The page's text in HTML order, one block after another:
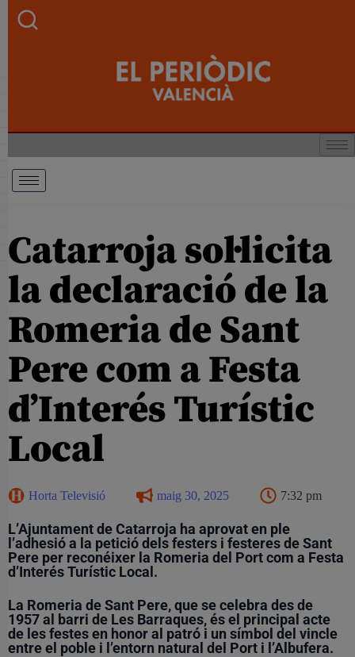
Catarroja sol·licita
la declaració de la
Romeria de Sant
Pere com a Festa
d’Interés Turístic
Local
Horta Televisió maig 30, 2025 7:32 pm
L’Ajuntament de Catarroja ha aprovat en ple
l’adhesió a la petició dels festers i festeres de Sant
Pere per reconéixer la Romeria del Port com a Festa
d’Interés Turístic Local.
La Romeria de Sant Pere, que se celebra des de
1957 al barri de Les Barraques, és el principal acte
de les festes en honor al patró i un símbol del vincle
entre el poble i l’entorn natural del Port i l’Albufera.